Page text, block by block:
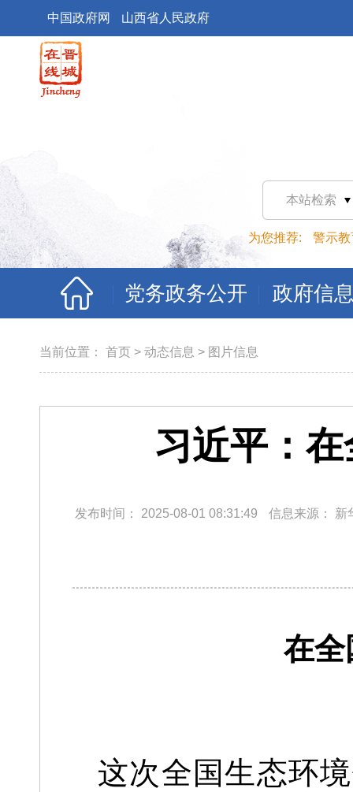
中国政府网 山西省人民政府
本站检索
为您推荐: 警示教
党务政务公开 政府信
当前位置： 首页 > 动态信息 > 图片信息
习近平：
发布时间： 2025-08-01 08:31:49 信息来源： 新
在全
这次全国生态环